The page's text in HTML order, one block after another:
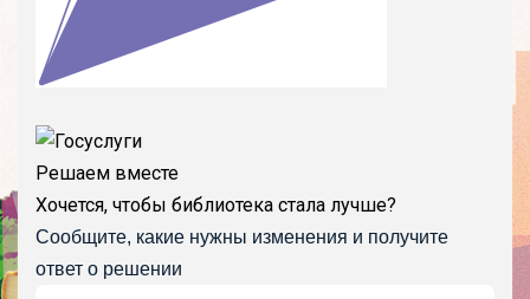
Решаем вместе
Хочется, чтобы библиотека стала лучше?
Сообщите, какие нужны изменения и получите
ответ о решении